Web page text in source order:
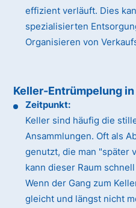
effizient verläuft. Dies
spezialisierten
Organisieren von
Keller-Entrümpelung
Zeitpunkt:
Keller sind häufig die
Ansammlungen. Oft als
genutzt, die man "später
kann dieser Raum
Wenn der Gang zum
gleicht und längst nicht